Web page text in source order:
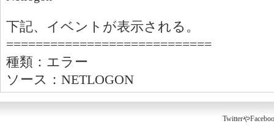
下記、イベントが表示される。
============================
種類：エラー
ソース：NETLOGON
Twitterや